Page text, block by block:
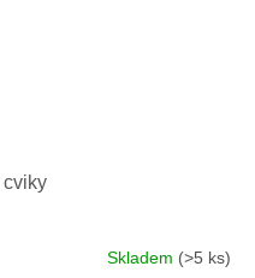
cviky
Skladem (>5 ks)